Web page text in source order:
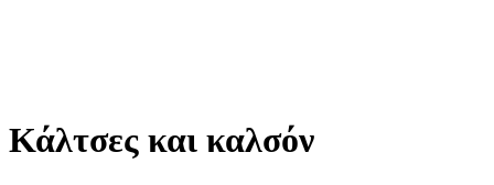
Κάλτσες και καλσόν